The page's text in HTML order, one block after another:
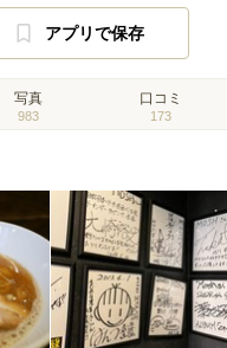
アプリで保存
写真
983
口コミ
173